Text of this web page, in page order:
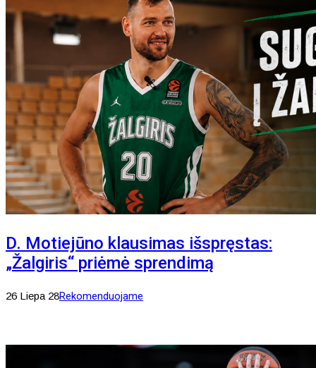
D. Motiejūno klausimas išspręstas:
„Žalgiris“ priėmė sprendimą
26 Liepa 28Rekomenduojame